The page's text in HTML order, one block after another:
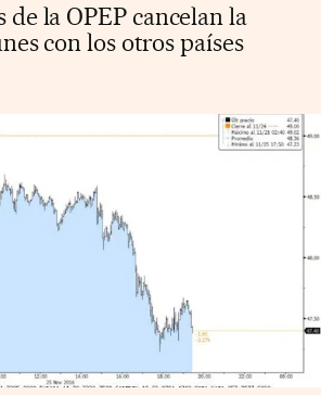
la OPEP cancelan la
con los otros países